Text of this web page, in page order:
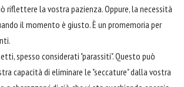
riflettere la vostra pazienza. Oppure, la necessità
il momento è giusto. È un promemoria per
spesso considerati "parassiti". Questo può
capacità di eliminare le "seccature" dalla vostra